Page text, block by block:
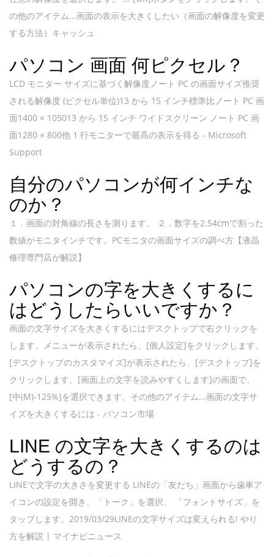
の他のアイテム...画面の表示を大きくしたい（画面の解像度を変更
する方法）キャッシュ
パソコン 画面 何ピクセル？
LCD モニター サイズに基づく解像度ノート PC の画面サイズ推奨
される解像度 (ピクセル単位)13 から 15 インチ標準比ノート PC 画
面1400 × 105013 から 15 インチ ワイドスクリーン ノート PC 画
面1280 × 800他 1 行モニターで最高の表示を得る - Microsoft
Support
自分のパソコンが何インチな
のか？
１．画面の対角線の長さを測ります。 ２．数字を2.54cmで割った
数値がモニタインチです。PCモニタの画面サイズの調べ方【液晶
修理専門店が解説】
パソコンの字を大きくするに
はどうしたらいいですか？
画面の文字サイズを大きくするにはデスクトップで右クリックを
します。メニューが表示されたら、[個人設定]をクリックします。
[デスクトップのカスタマイズ]が表示されたら、[デスクトップ]を
クリックします。[画面上の文字を読みやすくします]の画面で、
[中(M)-125%]を選択できます。その他のアイテム...画面の文字サ
イズを大きくするには - パソコン市場
LINE の文字を大きくするのは
どうするの？
LINEで文字の大きさを変更する LINEの「友だち」画面から歯車ア
イコンの設定を開き、「トーク」を選択。 「フォントサイズ」を
タップします。2019/03/29LINEの文字サイズは変えられる! やり
方を解説 | マイナビニュース